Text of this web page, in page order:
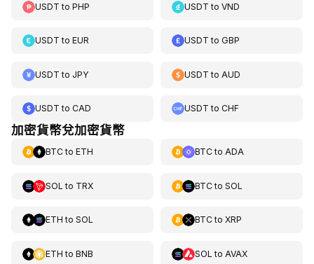
USDT to PHP USDT toVND
USDT to EUR USDT toGBP
USDT to JPY USDT to AUD
USDT to CAD USDT toCHF
加密貨幣兌加密貨幣
BTCto ETH BTCto ADA
SOL to TRX BTCto SOL
ETH to SOL BTCto XRP
ETH to BNB SOL to AVAX